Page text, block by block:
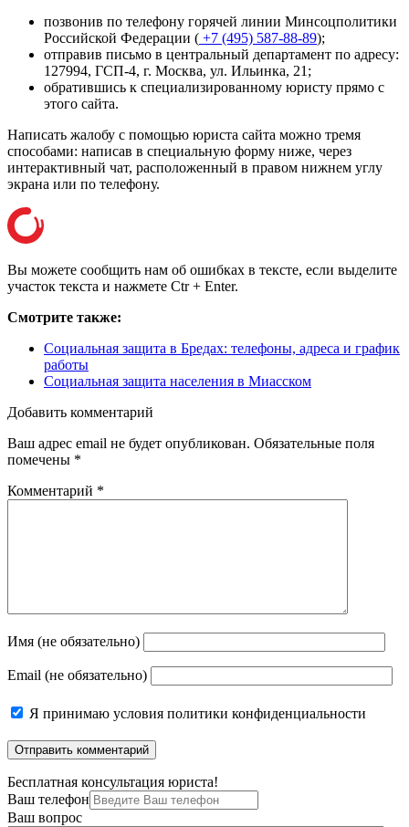
позвонив по телефону горячей линии Минсоцполитики
Российской Федерации ( +7 (495) 587-88-89);
отправив письмо в центральный департамент по адресу:
127994, ГСП-4, г. Москва, ул. Ильинка, 21 ;
обратившись к специализированному юристу прямо с
этого сайта.
Написать жалобу с помощью юриста сайта можно тремя
способами: написав в специальную форму ниже, через
интерактивный чат, расположенный в правом нижнем углу
экрана или по телефону.
Вы можете сообщить нам об ошибках в тексте, если выделите
участок текста и нажмете Ctr + Enter.
Смотрите также:
Социальная защита в Бредах: телефоны, адреса и график
работы
Социальная защита населения в Миасском
Добавить комментарий
Ваш адрес email не будет опубликован. Обязательные поля
помечены *
Комментарий *
Имя (не обязательно)
Email (не обязательно)
Я принимаю условия политики конфиденциальности
Бесплатная консультация юриста!
Ваш телефон
Ваш вопрос